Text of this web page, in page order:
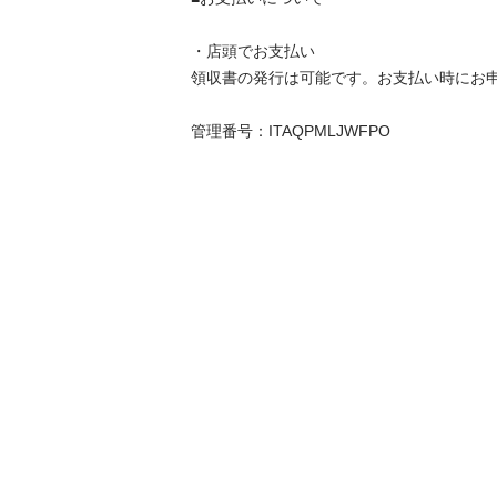
・店頭でお支払い
領収書の発行は可能です。お支払い時にお
管理番号：ITAQPMLJWFPO